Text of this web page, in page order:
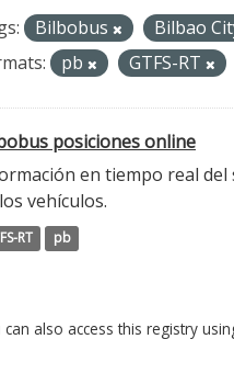
Bilbobus Bilbao
pb GTFS-RT
posiciones online
en tiempo real del
vehículos.
RT pb
can also access this registry